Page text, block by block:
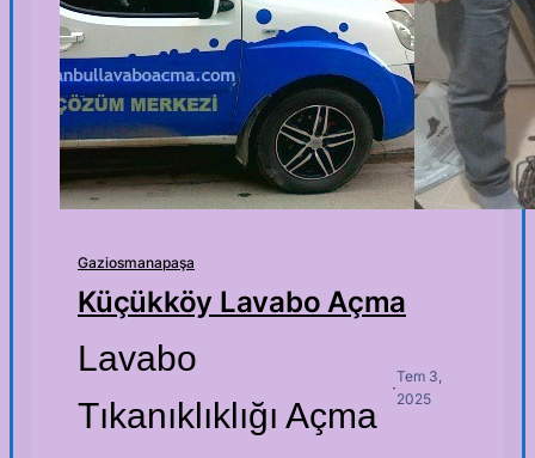
Gaziosmanapaşa
Küçükköy Lavabo Açma
Lavabo
Tıkanıklıklığı Açma
·
Tem 3,
2025